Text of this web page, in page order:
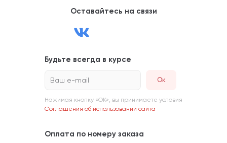
Оставайтесь на связи
Будьте всегда в курсе
Ваш e-mail
Нажимая кнопку «ОК», вы принимаете условия
Соглашения об использовании сайта
Оплата по номеру заказа